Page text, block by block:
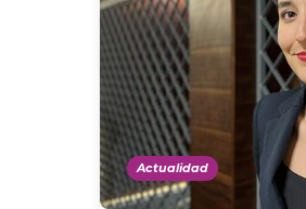
Actualidad